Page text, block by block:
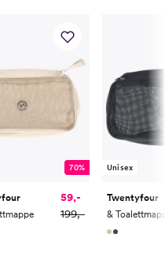
70%
59,-
199,-
Unisex
Twentyfour
&